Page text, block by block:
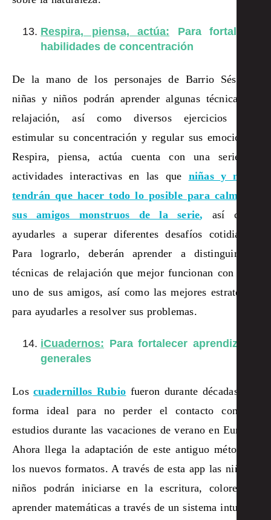
Respira, piensa, actúa:
Para fortalecer
habilidades de concentración
De la mano de los personajes de Barrio Sésamo,
niñas y niños podrán aprender algunas técnicas de
relajación, así como diversos ejercicios para
estimular su concentración y regular sus emociones.
Respira, piensa, actúa cuenta con una serie de
actividades interactivas en las que niñas y niños
tendrán que hacer todo lo posible para calmar a
sus amigos monstruos de la serie, así como
ayudarles a superar diferentes desafíos cotidianos.
Para lograrlo, deberán aprender a distinguir las
técnicas de relajación que mejor funcionan con cada
uno de sus amigos, así como las mejores estrategias
para ayudarles a resolver sus problemas.
iCuadernos: Para fortalecer aprendizajes
generales
Loscuadernillos Rubio fueron durante décadas una
forma ideal para no perder el contacto con los
estudios durante las vacaciones de verano en Europa.
Ahora llega la adaptación de este antiguo método a
los nuevos formatos. A través de esta app las niñas y
niños podrán iniciarse en la escritura, colorear y
aprender matemáticas a través de un sistema intuitivo